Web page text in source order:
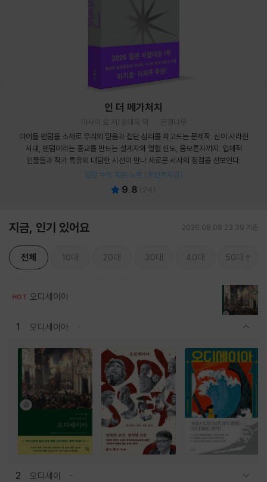
인 더 메가처치
아사이 료 저/송태욱 역
은행나무
아이돌 팬덤을 소재로 우리의 믿음과 집단 심리를 파고드는 문제작. 신이 사라진
시대, 팬덤이라는 종교를 만드는 설계자와 열혈 신도, 음모론자까지. 입체적
인물들과 작가 특유의 대담한 시선이 만나 새로운 서사의 정점을 선보인다.
양장 누드 제본 노트 (포인트차감)
9.8 24
지금, 인기 있어요 2026.08.08 23:39 기준
전체 10대 20대 30대 40대 50대
HOT 오디세이아
1 오디세이아
2 오디세이